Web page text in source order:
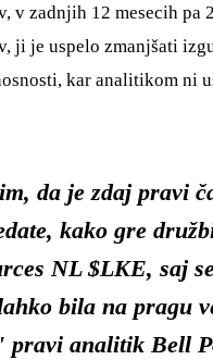
v zadnjih 12 mesecih pa
ji je uspelo zmanjšati
kar analitikom ni
da je zdaj pravi
kako gre
NL $LKE, saj
bila na pragu
pravi analitik Bell